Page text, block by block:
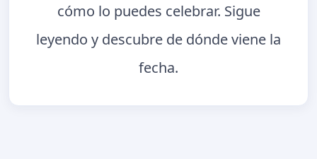
cómo lo puedes celebrar. Sigue
leyendo y descubre de dónde viene la
fecha.